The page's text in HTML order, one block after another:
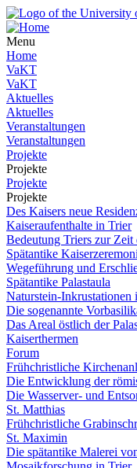
Menu
Home
VaKT
VaKT
Aktuelles
Aktuelles
Veranstaltungen
Veranstaltungen
Projekte
Projekte
Projekte
Projekte
Des Kaisers neue
Kaiseraufenthalte in Trier
Bedeutung Triers zur Zeit
Spätantike
Wegeführung und
Spätantike Palastaula
Naturstein-Inkrustationen
Die sogenannte
Das Areal östlich der
Kaiserthermen
Forum
Frühchristliche
Die Entwicklung der
Die Wasserver- und
St. Matthias
Frühchristliche
St. Maximin
Die spätantike Malerei